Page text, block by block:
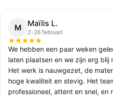
M Maïlis L.
2-26 februari
We hebben een paar weken
laten plaatsen en we zijn erg blij
Het werk is nauwgezet, de
hoge kwaliteit en stevig. Het
professioneel, attent en snel, en